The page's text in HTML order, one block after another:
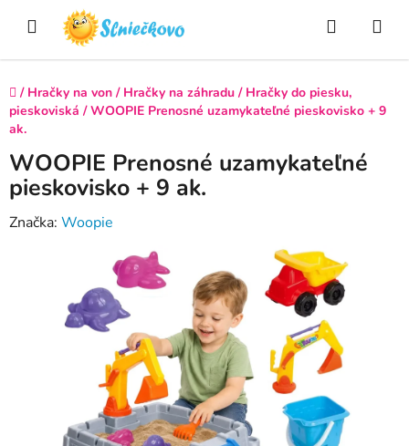
Hľadať
Domov
/ Hračky na von / Hračky na záhradu / Hračky do piesku,
pieskoviská / WOOPIE Prenosné uzamykateľné pieskovisko + 9
ak.
WOOPIE Prenosné uzamykateľné
pieskovisko + 9 ak.
Značka: Woopie